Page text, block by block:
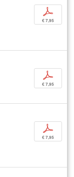
p
€ 7,95
p
€ 7,95
p
€ 7,95